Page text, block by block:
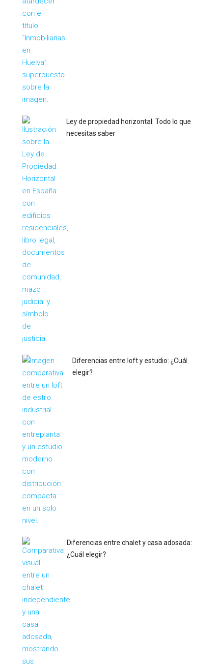
Ley de propiedad horizontal: Todo lo que
necesitas saber
Diferencias entre loft y estudio: ¿Cuál
elegir?
Diferencias entre chalet y casa adosada:
¿Cuál elegir?